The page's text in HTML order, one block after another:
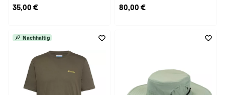
35,00 € 80,00 €
Nachhaltig